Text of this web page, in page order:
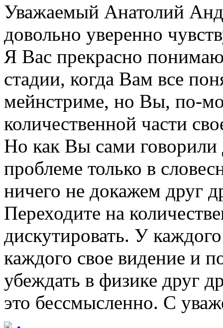
Уважаемый Анатолий
довольно уверенно
Я Вас прекрасно
стадии, когда Вам все
мейнстриме, но Вы, по-
количественной части
Но как Вы сами говорили
проблеме только в
ничего не докажем друг
Переходите на
дискутировать. У
каждого свое видение и
убеждать в физике друг
это бессмысленно. С